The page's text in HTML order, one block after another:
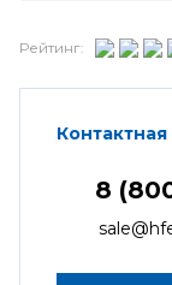
Рейтинг:
8